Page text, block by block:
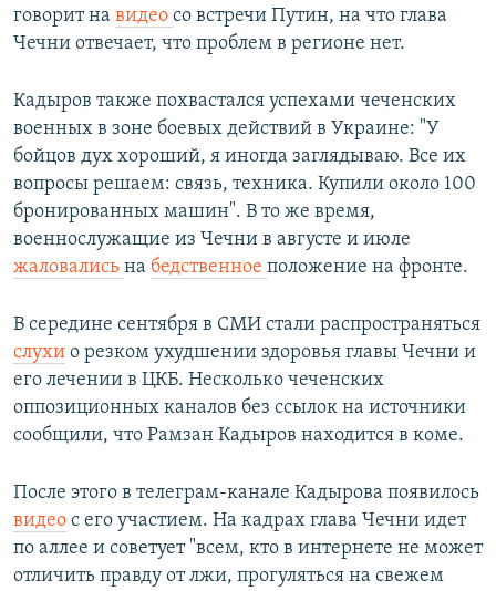
говорит на видео со встречи Путин, на что глава
Чечни отвечает, что проблем в регионе нет.
Кадыров также похвастался успехами чеченских
военных в зоне боевых действий в Украине: "У
бойцов дух хороший, я иногда заглядываю. Все их
вопросы решаем: связь, техника. Купили около 100
бронированных машин". В то же время,
военнослужащие из Чечни в августе и июле
жаловались на бедственное положение на фронте.
В середине сентября в СМИ стали распространяться
слухи о резком ухудшении здоровья главы Чечни и
его лечении в ЦКБ. Несколько чеченских
оппозиционных каналов без ссылок на источники
сообщили, что Рамзан Кадыров находится в коме.
После этого в телеграм-канале Кадырова появилось
видео с его участием. На кадрах глава Чечни идет
по аллее и советует "всем, кто в интернете не может
отличить правду от лжи, прогуляться на свежем